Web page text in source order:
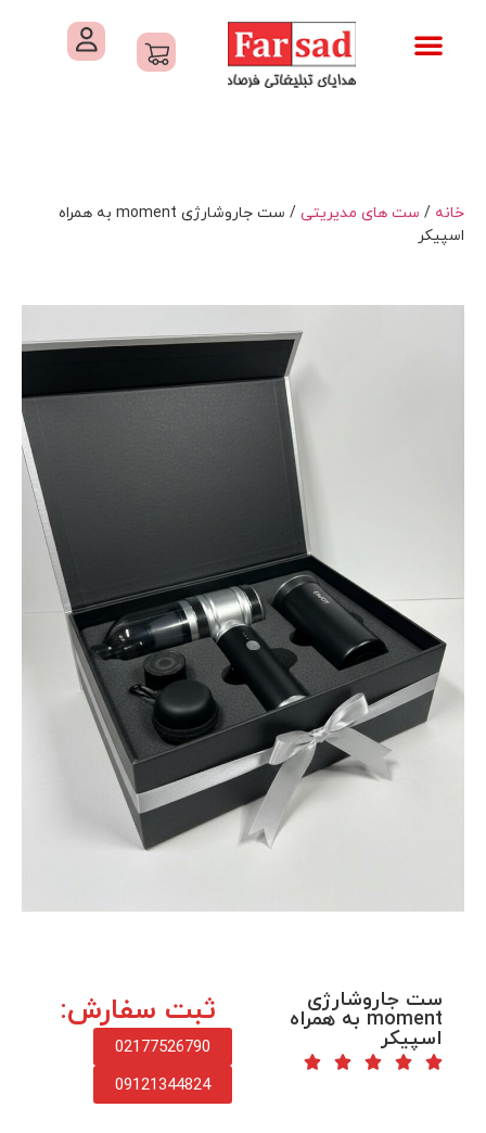
خانه / ست های مدیریتی
/ ست جاروشارژی moment به همراه
اسپیکر
ست جاروشارژی
moment به همراه
اسپیکر
ثبت سفارش:
02177526790
09121344824